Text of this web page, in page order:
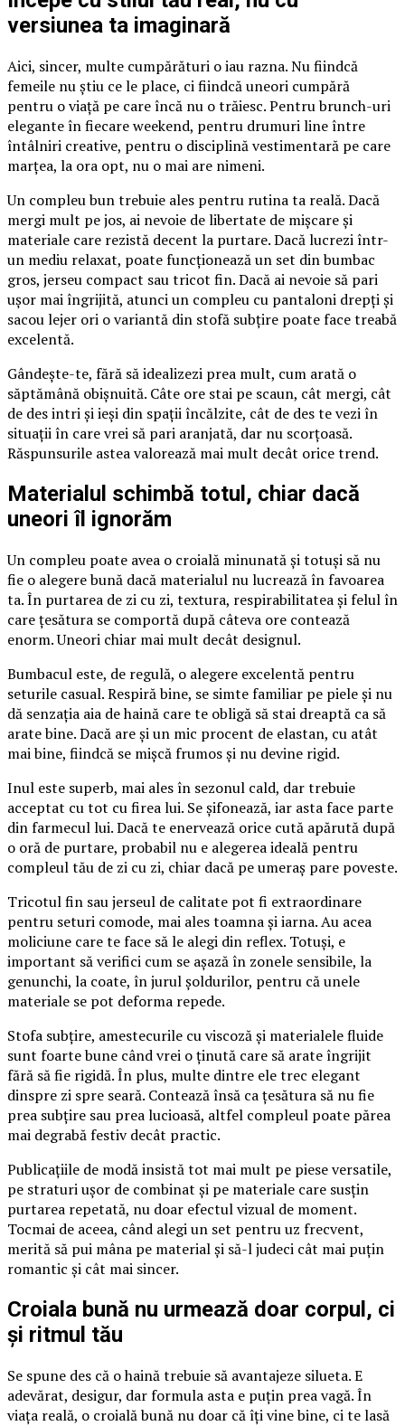
versiunea ta imaginară
Aici, sincer, multe cumpărături o iau razna. Nu fiindcă
femeile nu știu ce le place, ci fiindcă uneori cumpără
pentru o viață pe care încă nu o trăiesc. Pentru brunch-uri
elegante în fiecare weekend, pentru drumuri line între
întâlniri creative, pentru o disciplină vestimentară pe care
marțea, la ora opt, nu o mai are nimeni.
Un compleu bun trebuie ales pentru rutina ta reală. Dacă
mergi mult pe jos, ai nevoie de libertate de mișcare și
materiale care rezistă decent la purtare. Dacă lucrezi într-
un mediu relaxat, poate funcționează un set din bumbac
gros, jerseu compact sau tricot fin. Dacă ai nevoie să pari
ușor mai îngrijită, atunci un compleu cu pantaloni drepți și
sacou lejer ori o variantă din stofă subțire poate face treabă
excelentă.
Gândește-te, fără să idealizezi prea mult, cum arată o
săptămână obișnuită. Câte ore stai pe scaun, cât mergi, cât
de des intri și ieși din spații încălzite, cât de des te vezi în
situații în care vrei să pari aranjată, dar nu scorțoasă.
Răspunsurile astea valorează mai mult decât orice trend.
Materialul schimbă totul, chiar dacă
uneori îl ignorăm
Un compleu poate avea o croială minunată și totuși să nu
fie o alegere bună dacă materialul nu lucrează în favoarea
ta. În purtarea de zi cu zi, textura, respirabilitatea și felul în
care țesătura se comportă după câteva ore contează
enorm. Uneori chiar mai mult decât designul.
Bumbacul este, de regulă, o alegere excelentă pentru
seturile casual. Respiră bine, se simte familiar pe piele și nu
dă senzația aia de haină care te obligă să stai dreaptă ca să
arate bine. Dacă are și un mic procent de elastan, cu atât
mai bine, fiindcă se mișcă frumos și nu devine rigid.
Inul este superb, mai ales în sezonul cald, dar trebuie
acceptat cu tot cu firea lui. Se șifonează, iar asta face parte
din farmecul lui. Dacă te enervează orice cută apărută după
o oră de purtare, probabil nu e alegerea ideală pentru
compleul tău de zi cu zi, chiar dacă pe umeraș pare poveste.
Tricotul fin sau jerseul de calitate pot fi extraordinare
pentru seturi comode, mai ales toamna și iarna. Au acea
moliciune care te face să le alegi din reflex. Totuși, e
important să verifici cum se așază în zonele sensibile, la
genunchi, la coate, în jurul șoldurilor, pentru că unele
materiale se pot deforma repede.
Stofa subțire, amestecurile cu viscoză și materialele fluide
sunt foarte bune când vrei o ținută care să arate îngrijit
fără să fie rigidă. În plus, multe dintre ele trec elegant
dinspre zi spre seară. Contează însă ca țesătura să nu fie
prea subțire sau prea lucioasă, altfel compleul poate părea
mai degrabă festiv decât practic.
Publicațiile de modă insistă tot mai mult pe piese versatile,
pe straturi ușor de combinat și pe materiale care susțin
purtarea repetată, nu doar efectul vizual de moment.
Tocmai de aceea, când alegi un set pentru uz frecvent,
merită să pui mâna pe material și să-l judeci cât mai puțin
romantic și cât mai sincer.
Croiala bună nu urmează doar corpul, ci
și ritmul tău
Se spune des că o haină trebuie să avantajeze silueta. E
adevărat, desigur, dar formula asta e puțin prea vagă. În
viața reală, o croială bună nu doar că îți vine bine, ci te lasă